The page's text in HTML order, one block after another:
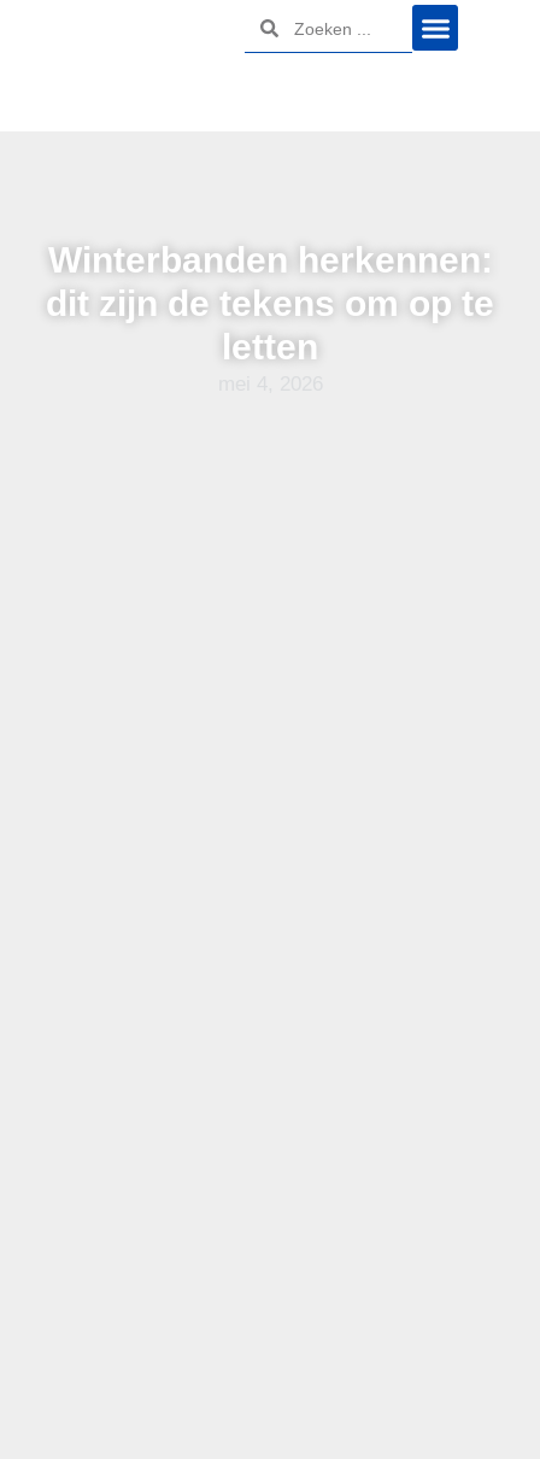
Winterbanden herkennen:
dit zijn de tekens om op te
letten